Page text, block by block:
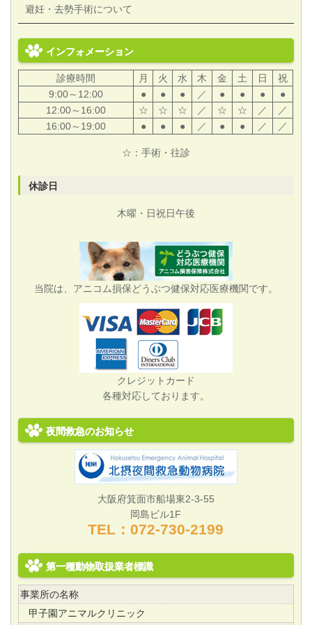
避妊・去勢手術について
インフォメーション
診療時間 月 火 水 木 金 土 日
祝
9:00～12:00
● ● ● ／ ● ● ●
●
12:00～16:00
☆ ☆ ☆ ／ ☆ ☆ ／
／
16:00～19:00
● ● ● ／ ● ● ／ ／
☆：手術・往診
休診日
木曜・日祝日午後
当院は、アニコム損保どうぶつ健保対応医療機関です。
クレジットカード
各種対応しております。
夜間救急のお知らせ
大阪府箕面市船場東2-3-55
岡島ビル1F
TEL：072‐730‐2199
第一種動物取扱業者標識
事業所の名称
甲子園アニマルクリニック